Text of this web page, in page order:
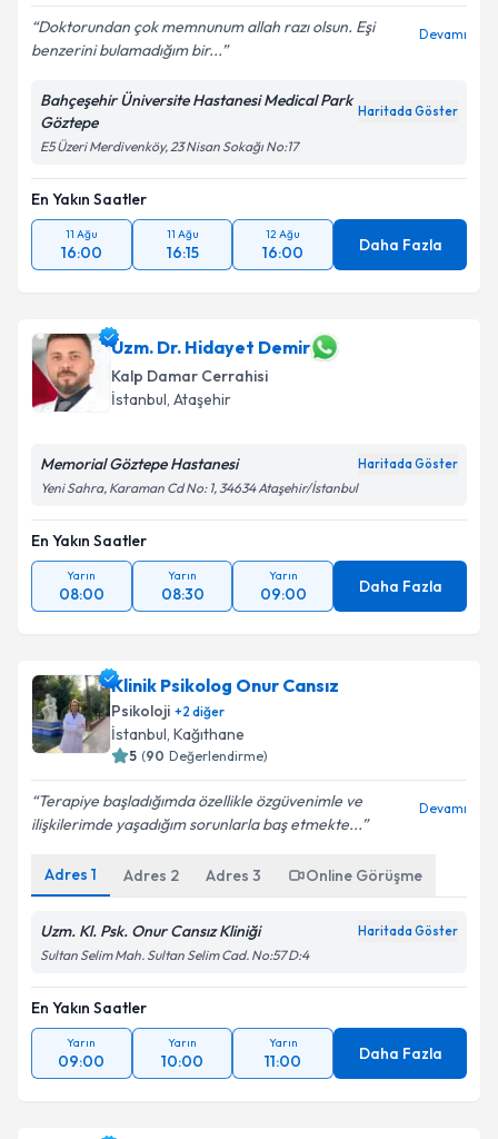
Doktorundan çok memnunum allah razı olsun. Eşi
benzerini bulamadığım bir...
Devamı
Bahçeşehir Üniversite Hastanesi Medical Park
Göztepe
Haritada Göster
E5 Üzeri Merdivenköy, 23 Nisan Sokağı No:17
En Yakın Saatler
11 Ağu
16:00
11 Ağu
16:15
12 Ağu
16:00 Daha Fazla
Uzm. Dr. Hidayet Demir
Kalp Damar Cerrahisi
İstanbul, Ataşehir
Memorial Göztepe Hastanesi Haritada Göster
Yeni Sahra, Karaman Cd No: 1, 34634 Ataşehir/İstanbul
En Yakın Saatler
Yarın
08:00
Yarın
08:30
Yarın
09:00 Daha Fazla
Klinik Psikolog Onur Cansız
Psikoloji +2 diğer
İstanbul, Kağıthane
5 (90 Değerlendirme)
Terapiye başladığımda özellikle özgüvenimle ve
ilişkilerimde yaşadığım sorunlarla baş etmekte...
Devamı
Adres 1 Adres 2 Adres 3 Online Görüşme
Uzm. Kl. Psk. Onur Cansız Kliniği Haritada Göster
Sultan Selim Mah. Sultan Selim Cad. No:57 D:4
En Yakın Saatler
Yarın
09:00
Yarın
10:00
Yarın
11:00 Daha Fazla